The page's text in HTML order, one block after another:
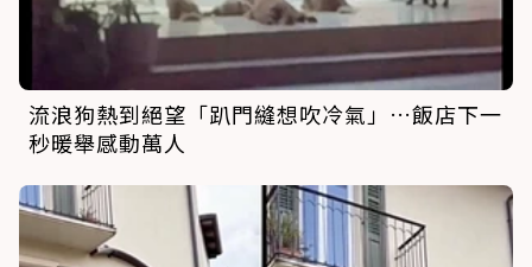
流浪狗熱到絕望「趴門縫想吹冷氣」…飯店下一
秒暖舉感動萬人